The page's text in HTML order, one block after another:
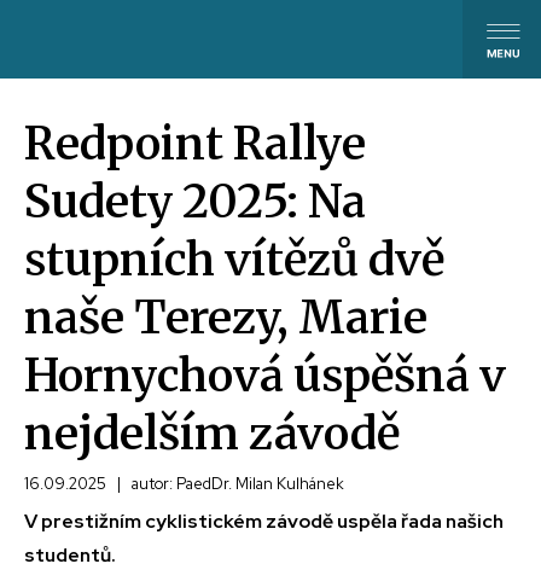
Redpoint Rallye
Sudety 2025: Na
stupních vítězů dvě
naše Terezy, Marie
Hornychová úspěšná v
nejdelším závodě
16.09.2025 | autor: PaedDr. Milan Kulhánek
V prestižním cyklistickém závodě uspěla řada našich
studentů.